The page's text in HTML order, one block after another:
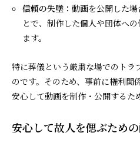
信頼の失墜：動画を公開した
とで、制作した個人や団体へ
ます。
特に葬儀という厳粛な場でのトラ
のです。そのため、事前に権利関
安心して動画を制作・公開するた
安心して故人を偲ぶため